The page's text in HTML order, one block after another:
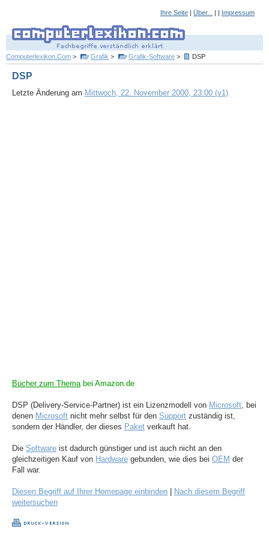
Ihre Seite | Über... | | Impressum
Computerlexikon.Com > Grafik > Grafik-Software > DSP
DSP
Letzte Änderung am Mittwoch, 22. November 2000, 23:00 (v1)
Bücher zum Themabei Amazon.de
DSP (Delivery-Service-Partner) ist ein Lizenzmodell von Microsoft, bei
denen Microsoft nicht mehr selbst für den Support zuständig ist,
sondern der Händler, der dieses Paket verkauft hat.
Die Software ist dadurch günstiger und ist auch nicht an den
gleichzeitigen Kauf von Hardware gebunden, wie dies bei OEM der
Fall war.
Diesen Begriff auf Ihrer Homepage einbinden
Nach diesem Begriff
weitersuchen